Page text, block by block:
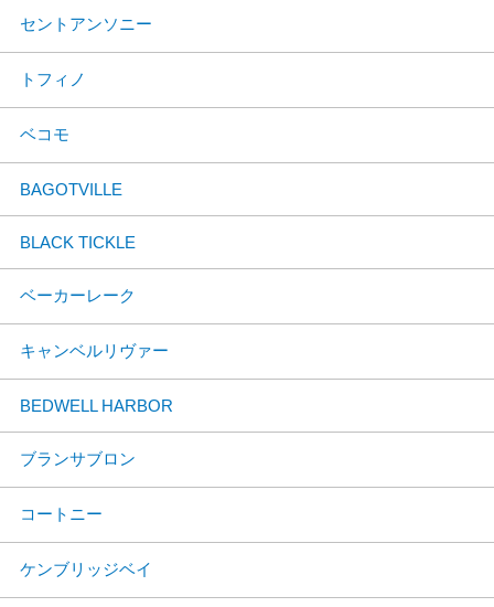
セントアンソニー
トフィノ
ベコモ
BAGOTVILLE
BLACK TICKLE
ベーカーレーク
キャンベルリヴァー
BEDWELL HARBOR
ブランサブロン
コートニー
ケンブリッジベイ